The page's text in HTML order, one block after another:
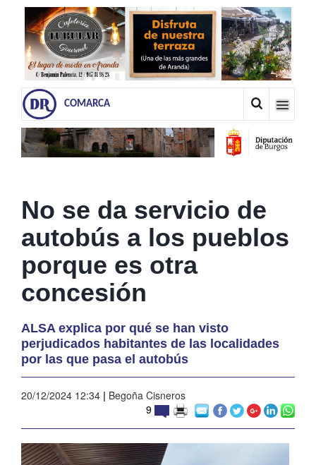
COMARCA
No se da servicio de
autobús a los pueblos
porque es otra
concesión
ALSA explica por qué se han visto
perjudicados habitantes de las localidades
por las que pasa el autobús
20/12/2024 12:34 | Begoña Cisneros
9